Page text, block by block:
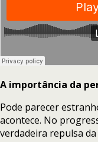
A importância da
Pode parecer
acontece. No
verdadeira repulsa